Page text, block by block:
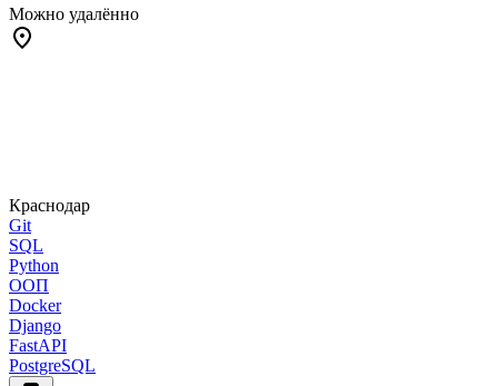
Можно удалённо
Краснодар
Git
SQL
Python
ООП
Docker
Django
FastAPI
PostgreSQL